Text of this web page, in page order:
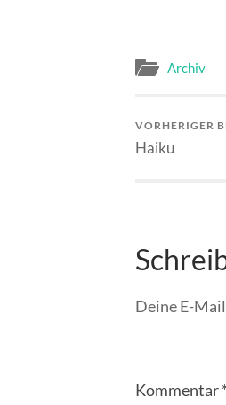
Archiv
VORHERIGER
Haiku
Deine E-
Kommentar*